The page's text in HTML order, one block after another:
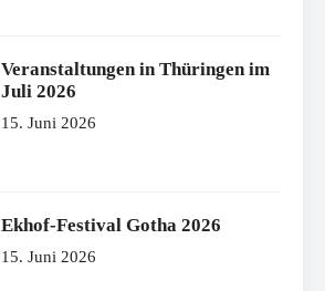
Veranstaltungen in Thüringen im
Juli 2026
15. Juni 2026
Ekhof-Festival Gotha 2026
15. Juni 2026